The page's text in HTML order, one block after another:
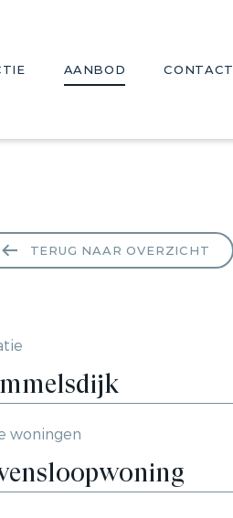
AANBOD CONTACT
TERUG NAAR OVERZICHT
woningen